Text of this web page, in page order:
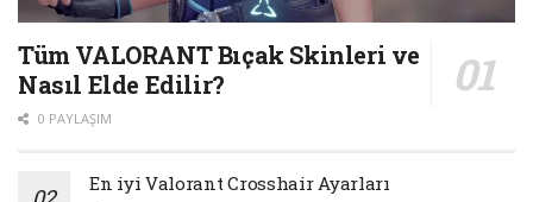
Tüm VALORANT Bıçak Skinleri ve
Nasıl Elde Edilir?
0 PAYLAŞIM
En iyi Valorant Crosshair Ayarları